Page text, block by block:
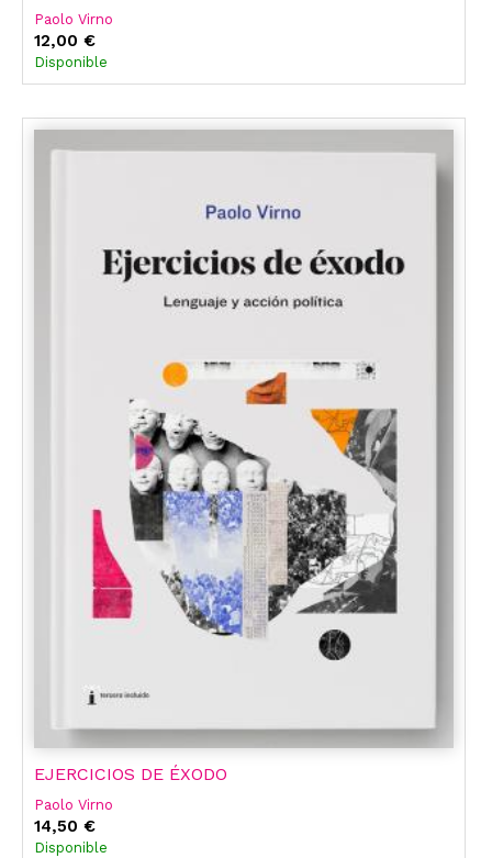
Paolo Virno
12,00 €
Disponible
EJERCICIOS DE ÉXODO
Paolo Virno
14,50 €
Disponible